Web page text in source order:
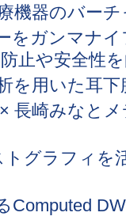
機器のバー
をガンマナ
止や安全性
を用いた耳下
長崎みなと
グラフィを
Computed